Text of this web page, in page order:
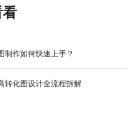
性）。在美图设计室中，
力量训练用哑铃、杠铃，瑜
景图要简洁，或通过“模糊”
通过“背景”选项上传自己的
视觉设计的需求。
制作如何快速上手？
转化图设计全流程拆解